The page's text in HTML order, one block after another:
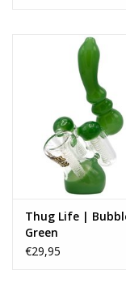
Thug Life |
Green
€29,95